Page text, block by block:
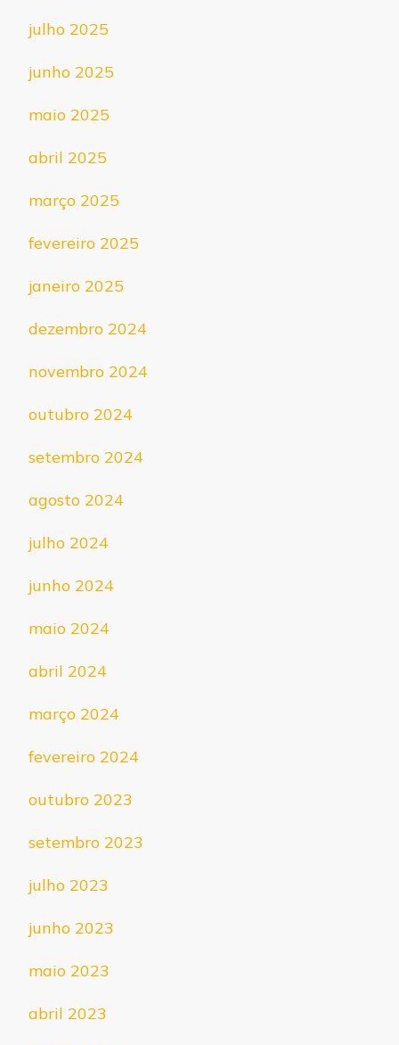
julho 2025
junho 2025
maio 2025
abril 2025
março 2025
fevereiro 2025
janeiro 2025
dezembro 2024
novembro 2024
outubro 2024
setembro 2024
agosto 2024
julho 2024
junho 2024
maio 2024
abril 2024
março 2024
fevereiro 2024
outubro 2023
setembro 2023
julho 2023
junho 2023
maio 2023
abril 2023